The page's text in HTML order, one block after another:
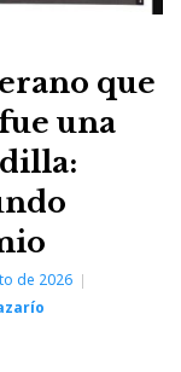
que
una
de 2026